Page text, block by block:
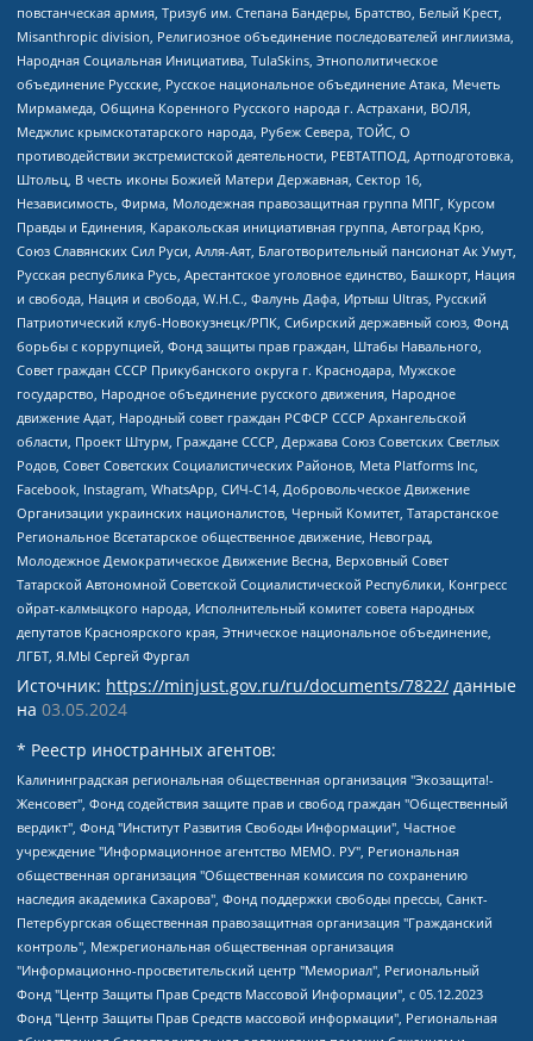
повстанческая армия, Тризуб им. Степана Бандеры, Братство, Белый Крест,
Misanthropic division, Религиозное объединение последователей инглиизма,
Народная Социальная Инициатива, TulaSkins, Этнополитическое
объединение Русские, Русское национальное объединение Атака, Мечеть
Мирмамеда, Община Коренного Русского народа г. Астрахани, ВОЛЯ,
Меджлис крымскотатарского народа, Рубеж Севера, ТОЙС, О
противодействии экстремистской деятельности, РЕВТАТПОД, Артподготовка,
Штольц, В честь иконы Божией Матери Державная, Сектор 16,
Независимость, Фирма, Молодежная правозащитная группа МПГ, Курсом
Правды и Единения, Каракольская инициативная группа, Автоград Крю,
Союз Славянских Сил Руси, Алля-Аят, Благотворительный пансионат Ак Умут,
Русская республика Русь, Арестантское уголовное единство, Башкорт, Нация
и свобода, Нация и свобода, W.H.С., Фалунь Дафа, Иртыш Ultras, Русский
Патриотический клуб-Новокузнецк/РПК, Сибирский державный союз, Фонд
борьбы с коррупцией, Фонд защиты прав граждан, Штабы Навального,
Совет граждан СССР Прикубанского округа г. Краснодара, Мужское
государство, Народное объединение русского движения, Народное
движение Адат, Народный совет граждан РСФСР СССР Архангельской
области, Проект Штурм, Граждане СССР, Держава Союз Советских Светлых
Родов, Совет Советских Социалистических Районов, Meta Platforms Inc,
Facebook, Instagram, WhatsApp, СИЧ-С14, Добровольческое Движение
Организации украинских националистов, Черный Комитет, Татарстанское
Региональное Всетатарское общественное движение, Невоград,
Молодежное Демократическое Движение Весна, Верховный Совет
Татарской Автономной Советской Социалистической Республики, Конгресс
ойрат-калмыцкого народа, Исполнительный комитет совета народных
депутатов Красноярского края, Этническое национальное объединение,
ЛГБТ, Я.МЫ Сергей Фургал
Источник: https://minjust.gov.ru/ru/documents/7822/ данные
на 03.05.2024
* Реестр иностранных агентов:
Калининградская региональная общественная организация "Экозащита!-Женсовет", Фонд содействия защите прав и свобод граждан "Общественный вердикт", Фонд "Институт Развития Свободы Информации", Частное учреждение "Информационное агентство МЕМО. РУ", Региональная общественная организация "Общественная комиссия по сохранению наследия академика Сахарова", Фонд поддержки свободы прессы, Санкт-Петербургская общественная правозащитная организация "Гражданский контроль", Межрегиональная общественная организация "Информационно-просветительский центр "Мемориал", Региональный Фонд "Центр Защиты Прав Средств Массовой Информации", с 05.12.2023 Фонд "Центр Защиты Прав Средств массовой информации", Региональная общественная благотворительная организация помощи беженцам и мигрантам "Гражданское содействие", Негосударственное образовательное учреждение дополнительного профессионального образования (повышение квалификации) специалистов "АКАДЕМИЯ ПО ПРАВАМ ЧЕЛОВЕКА", Свердловская региональная общественная организация "Сутяжник", Автономная некоммерческая организация "Центр независимых социологических исследований", Союз общественных объединений "Российский исследовательский центр по правам человека", Региональное общественное учреждение научно-информационный центр "МЕМОРИАЛ", Некоммерческая организация "Фонд защиты гласности", Автономная некоммерческая организация "Институт прав человека", Городская общественная организация "Екатеринбургское общество "МЕМОРИАЛ", Городская общественная организация "Рязанское историко-просветительское и правозащитное общество "Мемориал" (Рязанский Мемориал), Челябинский региональный орган общественной самодеятельности – женское общественное объединение "Женщины Евразии", Челябинский региональный орган общественной самодеятельности "Уральская правозащитная группа", Фонд содействия защите здоровья и социальной справедливости имени Андрея Рылькова, Автономная Некоммерческая Организация "Аналитический Центр Юрия Левады", Автономная некоммерческая организация социальной поддержки населения "Проект Апрель", Региональная общественная организация помощи женщинам и детям, находящимся в кризисной ситуации "Информационно-методический центр "Анна", Фонд содействия развитию массовых коммуникаций и правовому просвещению "Так-так-Так", Фонд содействия устойчивому развитию "Серебряная тайга", Свердловский региональный общественный фонд социальных проектов "Новое время", "Idel.Реалии", Кавказ.Реалии, Крым.Реалии, Телеканал Настоящее Время, Татаро-башкирская служба Радио Свобода (Azatliq Radiosi), Радио Свободная Европа/Радио Свобода (PCE/PC), "Сибирь.Реалии", "Фактограф", Благотворительный фонд помощи осужденным и их семьям, Автономная некоммерческая организация "Институт глобализации и социальных движений", Фонд "В защиту прав заключенных", Частное учреждение "Центр поддержки и содействия развитию средств массовой информации", Пензенский региональный общественный благотворительный фонд "Гражданский союз", "Север.Реалии", Некоммерческая организация Фонд "Правовая инициатива", Общество с ограниченной ответственностью "Радио Свободная Европа/Радио Свобода", Чешское информационное агентство "MEDIUM-ORIENT", Красноярская региональная общественная организация "Мы против СПИДа", Камалягин Денис Николаевич, Маркелов Сергей Евгеньевич, Пономарев Лев Александрович, Савицкая Людмила Алексеевна, Автономная некоммерческая организация "Центр по работе с проблемой насилия "НАСИЛИЮ.НЕТ", Межрегиональный профессиональный союз работников здравоохранения "Альянс врачей", Юридическое лицо, зарегистрированное в Латвийской Республике, SIA "Medusa Project" (регистрационный номер 40103797863, дата регистрации 10.06.2014), Некоммерческая организация "Фонд по борьбе с коррупцией", Автономная некоммерческая организация "Институт права и публичной политики", Баданин Роман Сергеевич, Гликин Максим Александрович, Железнова Мария Михайловна, Лукьянова Юлия Сергеевна, Маетная Елизавета Витальевна, Маняхин Петр Борисович, Чуракова Ольга Владимировна, Ярош Юлия Петровна, Юридическое лицо "The Insider SIA", зарегистрированное в Риге, Латвийская Республика (дата регистрации 26.06.2015), являющееся администратором доменного имени интернет-издания "The Insider SIA", https://theins.ru, Постернак Алексей Евгеньевич, Рубин Михаил Аркадьевич, Анин Роман Александрович, Юридическое лицо Istories fonds, зарегистрированное в Латвийской Республике (регистрационный номер 50008295751, дата регистрации 24.02.2020), Великовский Дмитрий Александрович, Долинина Ирина Николаевна, Мароховская Алеся Алексеевна, Шлейнов Роман Юрьевич, Шмагун Олеся Валентиновна, Общество с ограниченной ответственностью "Альтаир 2021", Общество с ограниченной ответственностью "Вега 2021", Общество с ограниченной ответственностью "Главный редактор 2021", Общество с ограниченной ответственностью "Ромашки монолит", Важенков Артем Валерьевич, Ивановская областная общественная организация "Центр гендерных исследований", Гурман Юрий Альбертович, Медиапроект "ОВД-Инфо", Егоров Владимир Владимирович, Жилинский Владимир Александрович, Общество с ограниченной ответственностью "ЗП", Иванова София Юрьевна, Карезина Инна Павловна, Кильтау Екатерина Викторовна, Петров Алексей Викторович, Пискунов Сергей Евгеньевич, Смирнов Сергей Сергеевич, Тихонов Михаил Сергеевич, Общество с ограниченной ответственностью "ЖУРНАЛИСТ-ИНОСТРАННЫЙ АГЕНТ", Арапова Галина Юрьевна, Вольтская Татьяна Анатольевна, Американская компания "Mason G.E.S. Anonymous Foundation" (США), являющаяся владельцем интернет-издания https://mnews.world/, Компания "Stichting Bellingcat", зарегистрированная в Нидерландах (дата регистрации 11.07.2018), Захаров Андрей Вячеславович, Клепиковская Екатерина Дмитриевна, Общество с ограниченной ответственностью "МЕМО", Перл Роман Александрович, Симонов Евгений Алексеевич, Соловьева Елена Анатольевна, Сотников Даниил Владимирович, Сурначева Елизавета Дмитриевна, Автономная некоммерческая организация по защите прав человека и информированию населения "Якутия – Наше Мнение", Общество с ограниченной ответственностью "Москоу диджитал медиа", с 26.01.2023 Общество с ограниченной ответственностью "Чайка Белые сады", Ветошкина Валерия Валерьевна, Заговора Максим Александрович, Межрегиональное общественное движение "Российская ЛГБТ - сеть", Оленичев Максим Владимирович, Павлов Иван Юрьевич, Скворцова Елена Сергеевна, Общество с ограниченной ответственностью "Как бы инагент", Кочетков Игорь Викторович, Общество с ограниченной ответственностью "Честные выборы", Еланчик Олег Александрович, Общество с ограниченной ответственностью "Нобелевский призыв", Гималова Регина Эмилевна, Григорьев Андрей Валерьевич, Григорьева Алина Александровна, Ассоциация по содействию защите прав призывников, альтернативнослужащих и военнослужащих "Правозащитная группа "Гражданин.Армия.Право", Хисамова Регина Фаритовна, Автономная некоммерческая организация по реализации социально-правовых программ "Лилит", Дальневосточное общественное движение "Маяк", Санкт-Петербургская ЛГБТ-инициативная группа "Выход", Инициативная группа ЛГБТ+ "Реверс", Алексеев Андрей Викторович, Бекбулатова Таисия Львовна, Беляев Иван Михайлович, Владыкина Елена Сергеевна, Гельман Марат Александрович, Никульшина Вероника Юрьевна, Толоконникова Надежда Андреевна, Шендерович Виктор Анатольевич, Общество с ограниченной ответственностью "Данное сообщение", Общество с ограниченной ответственностью Издательский дом "Новая глава", Айнбиндер Александра Александровна, Московский комьюнити-центр для ЛГБТ+инициатив, Благотворительный фонд развития филантропии, Deutsche Welle (Германия, Kurt-Schumacher-Strasse 3, 53113 Bonn), Борзунова Мария Михайловна, Воробьев Виктор Викторович, Голубева Анна Львовна, Константинова Алла Михайловна, Малкова Ирина Владимировна, Мурадов Мурад Абдулгалимович, Осетинская Елизавета Николаевна, Понасенков Евгений Николаевич, Ганапольский Матвей Юрьевич, Киселев Евгений Алексеевич, Борухович Ирина Григорьевна, Дремин Иван Тимофеевич, Дубровский Дмитрий Викторович, Красноярская региональная общественная организация поддержки и развития альтернативных образовательных технологий и межкультурных коммуникаций "ИНТЕРРА", Маяковская Екатерина Алексеевна, Фейгин Марк Захарович, Филимонов Андрей Викторович, Дзугкоева Регина Николаевна, Доброхотов Роман Александрович, Дудь Юрий Александрович, Елкин Сергей Владимирович, Кругликов Кирилл Игоревич, Сабунаева Мария Леонидовна, Семенов Алексей Владимирович, Шаинян Карен Багратович, Шульман Екатерина Михайловна, Асафьев Артур Валерьевич, Вахштайн Виктор Семенович, Венедиктов Алексей Алексеевич, Лушникова Екатерина Евгеньевна, Волков Леонид Михайлович, Невзоров Александр Глебович, Пархоменко Сергей Борисович, Сироткин Ярослав Николаевич, Кара-Мурза Владимир Владимирович, Баранова Наталья Владимировна, Гозман Леонид Яковлевич, Кагарлицкий Борис Юльевич, Климарев Михаил Валерьевич, Милов Владимир Станиславович, Автономная некоммерческая организация Краснодарский центр современного искусства "Типография", Моргенштерн Алишер Тагирович, Соболь Любовь Эдуардовна, Общество с ограниченной ответственностью "ЛИЗА НОРМ", Каспаров Гарри Кимович, Ходорковский Михаил Борисович, Общество с ограниченной ответственностью "Апрельские тезисы", Данилович Ирина Брониславовна, Кашин Олег Владимирович, Петров Николай Владимирович, Пивоваров Алексей Владимирович, Соколов Михаил Владимирович, Цветкова Юлия Владимировна, Чичваркин Евгений Александрович, Комитет против пыток/Команда против пыток, Общество с ограниченной ответственностью "Первый научный", Общество с ограниченной ответственностью "Вертолет и ко", Белоцерковская Вероника Борисовна, Кац Максим Евгеньевич, Лазарева Татьяна Юрьевна, Шаведдинов Руслан Табризович, Яшин Илья Валерьевич, Общество с ограниченной ответственностью "Иноагент ААВ", Алешковский Дмитрий Петрович, Альбац Евгения Марковна, Быков Дмитрий Львович, Галямина Юлия Евгеньевна, Лойко Сергей Леонидович, Мартынов Кирилл Константинович, Медведев Сергей Александрович, Крашенинников Федор Геннадиевич, Гордеева Катерина Вл